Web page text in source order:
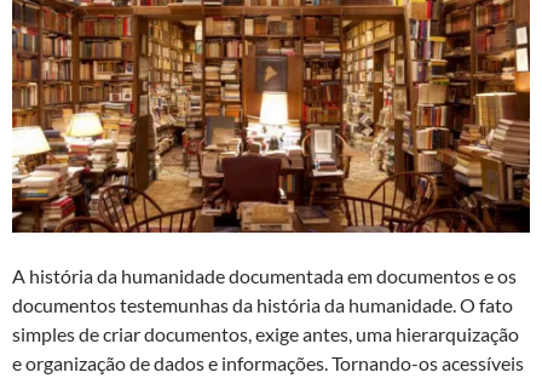
A história da humanidade documentada em documentos e os
documentos testemunhas da história da humanidade. O fato
simples de criar documentos, exige antes, uma hierarquização
e organização de dados e informações. Tornando-os acessíveis